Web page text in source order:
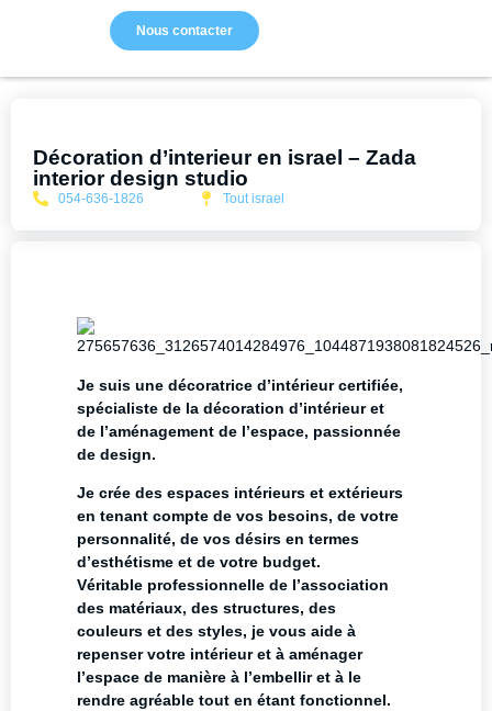
Nous contacter
Décoration d’interieur en israel – Zada
interior design studio
054-636-1826 Tout israel
Je suis une décoratrice d’intérieur certifiée,
spécialiste de la décoration d’intérieur et
de l’aménagement de l’espace, passionnée
de design.
Je crée des espaces intérieurs et extérieurs
en tenant compte de vos besoins, de votre
personnalité, de vos désirs en termes
d’esthétisme et de votre budget.
Véritable professionnelle de l’association
des matériaux, des structures, des
couleurs et des styles, je vous aide à
repenser votre intérieur et à aménager
l’espace de manière à l’embellir et à le
rendre agréable tout en étant fonctionnel.